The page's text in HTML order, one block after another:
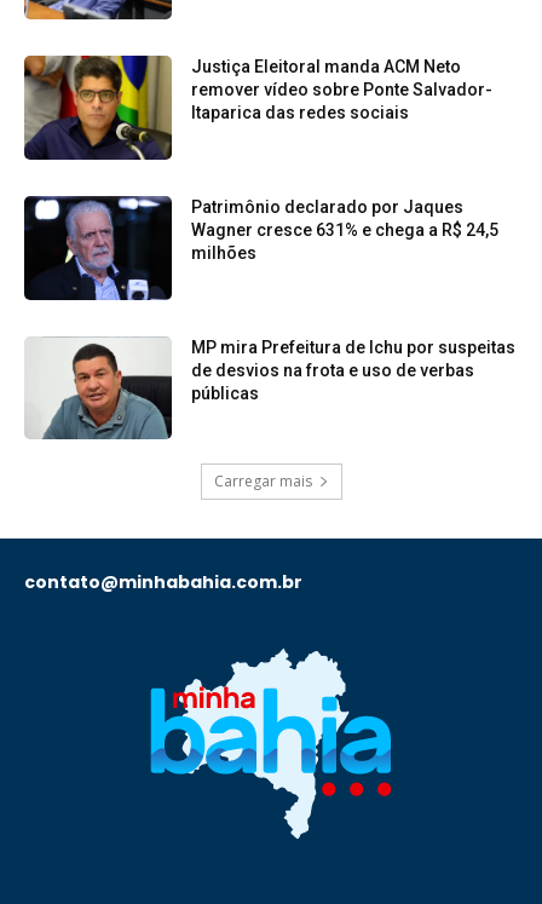
Justiça Eleitoral manda ACM Neto
remover vídeo sobre Ponte Salvador-
Itaparica das redes sociais
Patrimônio declarado por Jaques
Wagner cresce 631% e chega a R$ 24,5
milhões
MP mira Prefeitura de Ichu por suspeitas
de desvios na frota e uso de verbas
públicas
Carregar mais
contato@minhabahia.com.br